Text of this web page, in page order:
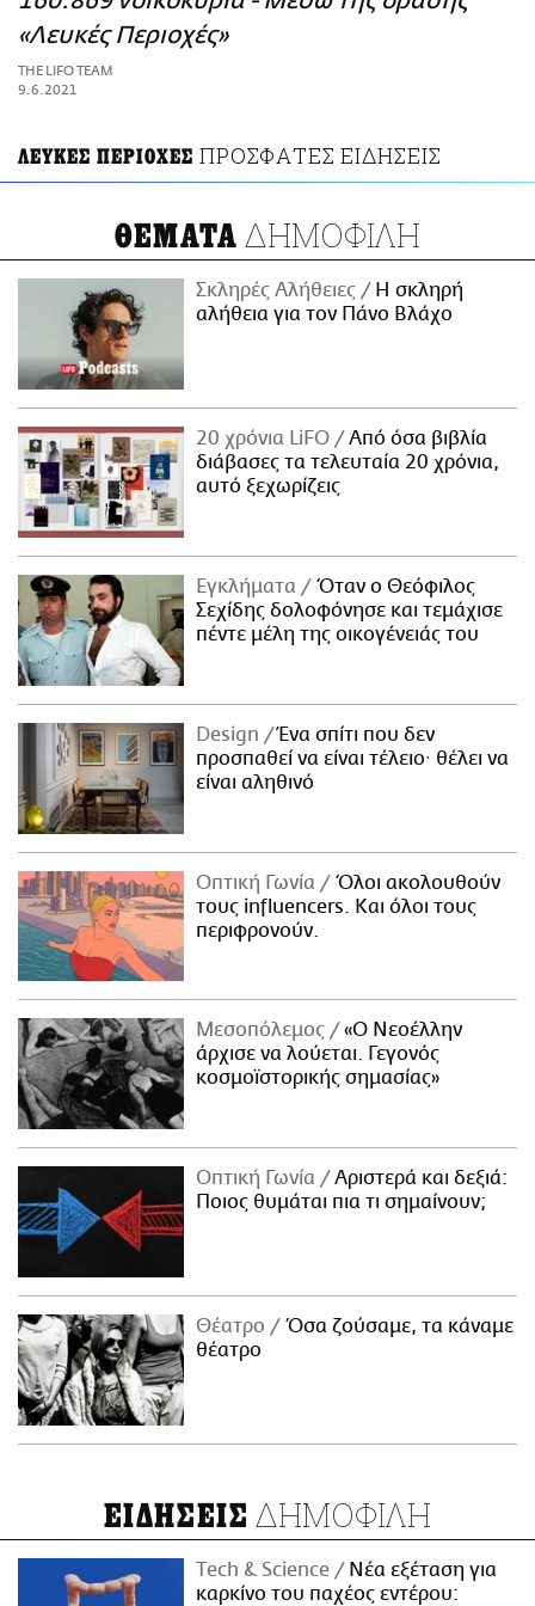
ΑΜΠΑ
PRINT
«Λευκές Περιοχές»
THE LIFO TEAM
9.6.2021
ΛΕΥΚΕΣ ΠΕΡΙΟΧΕΣ ΠΡΟΣΦΑΤΕΣ ΕΙΔΗΣΕΙΣ
ΘΕΜΑΤΑ ΔΗΜΟΦΙΛΗ
Σκληρές Αλήθειες
H σκληρή
αλήθεια για τον Πάνο Βλάχο
20 χρόνια LiFO
Από όσα βιβλία
διάβασες τα τελευταία 20 χρόνια,
αυτό ξεχωρίζεις
Εγκλήματα
Όταν ο Θεόφιλος
Σεχίδης δολοφόνησε και τεμάχισε
πέντε μέλη της οικογένειάς του
Design
Ένα σπίτι που δεν
προσπαθεί να είναι τέλειο· θέλει να
είναι αληθινό
Οπτική Γωνία
Όλοι ακολουθούν
τους influencers. Και όλοι τους
περιφρονούν.
Μεσοπόλεμος
«Ο Νεοέλλην
άρχισε να λούεται. Γεγονός
κοσμοϊστορικής σημασίας»
Οπτική Γωνία
Αριστερά και δεξιά:
Ποιος θυμάται πια τι σημαίνουν;
Θέατρο
Όσα ζούσαμε, τα κάναμε
θέατρο
ΕΙΔΗΣΕΙΣ ΔΗΜΟΦΙΛΗ
Τech & Science
Νέα εξέταση για
καρκίνο του παχέος εντέρου: